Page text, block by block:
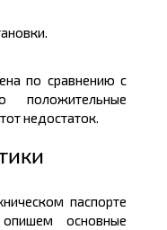
по сравнению с
положительные
недостаток.
паспорте
основные